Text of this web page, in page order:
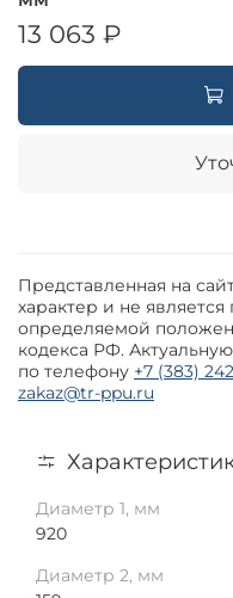
13 063 ₽
Представленная на
характер и не
определяемой
кодекса РФ.
по телефону +7 (383)
zakaz@tr-ppu.ru
Диаметр 1, мм
920
Диаметр 2, мм